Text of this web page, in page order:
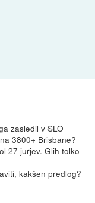
zasledil v SLO
3800+ Brisbane?
27 jurjev. Glih tolko
kakšen predlog?